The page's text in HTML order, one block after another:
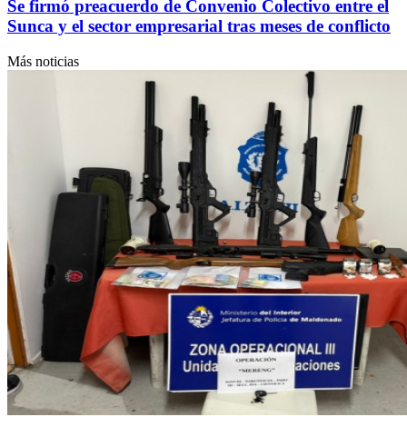
Se firmó preacuerdo de Convenio Colectivo entre el
Sunca y el sector empresarial tras meses de conflicto
Más noticias